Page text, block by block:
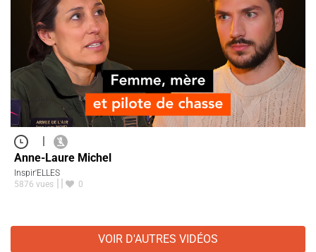
Anne-Laure Michel
Inspir'ELLES
5876 vues
0
VOIR D'AUTRES VIDÉOS